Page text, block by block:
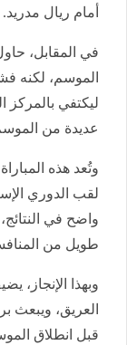
أمام ريال مدريد.
في المقابل،
الموسم، لكنه
ليكتفي بالمركز
عديدة من
وتُعد هذه
لقب الدوري
واضح في
طويل من
وبهذا الإنجاز،
العريق، ويبعث
قبل انطلاق